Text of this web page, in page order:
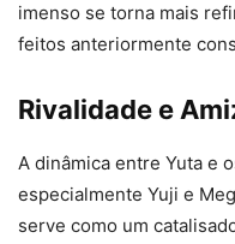
imenso se torna mais
feitos anteriormente
Rivalidade e
A dinâmica entre Yuta e
especialmente Yuji e
serve como um